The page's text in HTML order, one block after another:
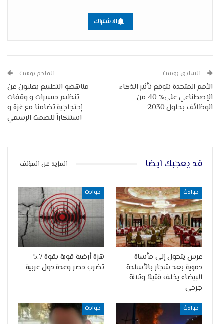
الاشتراك
السابق بوست
الأمم المتحدة تتوقع تأثير الذكاء
الإصطناعي على٪ 40 من
الوظائف بحلول 2030
القادم بوست
مناهضو التطبيع يعلنون عن
تنظيم مسيرات و وقفات
إحتجاجية تضامنا مع غزة و
استنكاراً للصمت الرسمي
قد يعجبك ايضا المزيد عن المؤلف
حوادث
عرس يتحول إلى مأساة
دموية بعد شجار بالأسلحة
البيضاء يخلف قتيلاً وثلاثة
جرحى
حوادث
هزة أرضية قوية بقوة 5.7
تضرب مصر وعدة دول عربية
حوادث حوادث